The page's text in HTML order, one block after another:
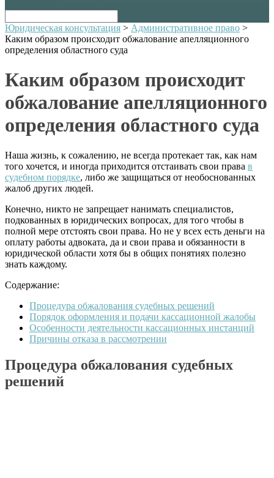
Юридическая консультация > Административное право >
Каким образом происходит обжалование апелляционного
определения областного суда
Каким образом происходит
обжалование апелляционного
определения областного суда
Наша жизнь, к сожалению, не всегда протекает так, как нам
того хочется, и иногда приходится отстаивать свои права в
судебном порядке, либо же защищаться от необоснованных
жалоб других людей.
Конечно, никто не запрещает нанимать специалистов,
подкованных в юридических вопросах, для того чтобы в
полной мере отстоять свои права. Но не у всех есть деньги на
оплату работы адвоката, да и свои права и обязанности в
юридической области хотя бы в общих понятиях полезно
знать каждому.
Содержание:
Процедура обжалования судебных решений
Порядок оформления и подачи кассационной жалобы
Особенности деятельности кассационных инстанций
Причины отказа в рассмотрении
Процедура обжалования судебных
решений